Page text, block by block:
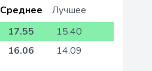
Среднее
Лучшее
17.55
15.40
16.06 14.09